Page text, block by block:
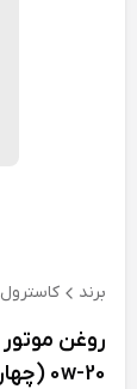
برند کاسترول
0w-20 (چهار لیتری)